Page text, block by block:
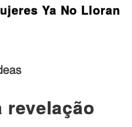
Ya No Lloran
revelação